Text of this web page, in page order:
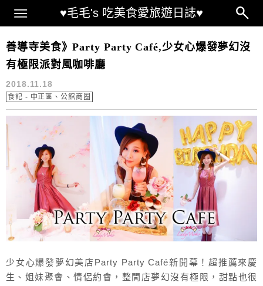
♥毛毛's 吃美食愛旅遊日誌♥
Main Menu
慶生餐廳
善導寺美食》Party Party Café,少女心爆發夢幻沒
有極限派對風咖啡廳
2018.11.18
食記 - 中正區、公館商圈
少女心爆發夢幻美店Party Party Café新開幕！超推薦來慶
生、姐妹聚會、情侶約會，整間店夢幻沒有極限，甜點也很